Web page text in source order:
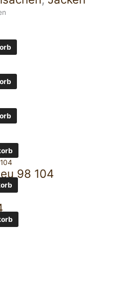
98 104